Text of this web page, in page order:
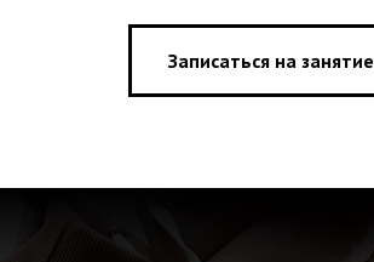
Записаться на занятие